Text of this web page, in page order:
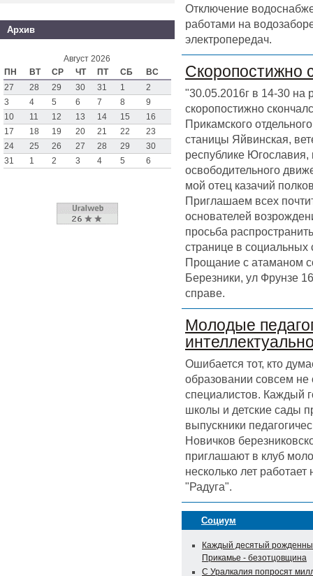
Отключение
работами на
электропередач.
Скоропостижно
"30.05.2016г в 14-30 на
скоропостижно
Прикамского
станицы Яйвинская,
республике
освободительного
мой отец казачий
Приглашаем всех
основателей
просьба
странице в
Прощание с атаманом
Березники, ул Фрунзе
справе.
Молодые
Ошибается тот, кто
образовании совсем
специалистов. Каждый
школы и детские сады
выпускники
Новичков
приглашают в клуб
несколько лет
"Радуга".
Социум
Каждый десятый
Прикамье - безотцовщина
С Уралкалия попросят
Архив
Август 2026
ПН
ВТ СР ЧТ ПТ СБ
ВС
27
28 29 30 31 1
2
3
4 5 6 7 8
9
10
11 12 13 14 15
16
17
18 19 20 21 22
23
24
25 26 27 28 29
30
31
1 2 3 4 5 6